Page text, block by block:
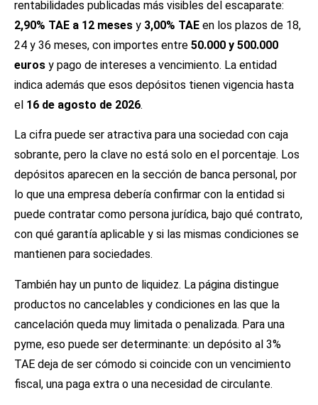
rentabilidades publicadas más visibles del escaparate:
2,90% TAE a 12 meses y 3,00% TAE en los plazos de 18,
24 y 36 meses, con importes entre 50.000 y 500.000
euros y pago de intereses a vencimiento. La entidad
indica además que esos depósitos tienen vigencia hasta
el 16 de agosto de 2026.
La cifra puede ser atractiva para una sociedad con caja
sobrante, pero la clave no está solo en el porcentaje. Los
depósitos aparecen en la sección de banca personal, por
lo que una empresa debería confirmar con la entidad si
puede contratar como persona jurídica, bajo qué contrato,
con qué garantía aplicable y si las mismas condiciones se
mantienen para sociedades.
También hay un punto de liquidez. La página distingue
productos no cancelables y condiciones en las que la
cancelación queda muy limitada o penalizada. Para una
pyme, eso puede ser determinante: un depósito al 3%
TAE deja de ser cómodo si coincide con un vencimiento
fiscal, una paga extra o una necesidad de circulante.